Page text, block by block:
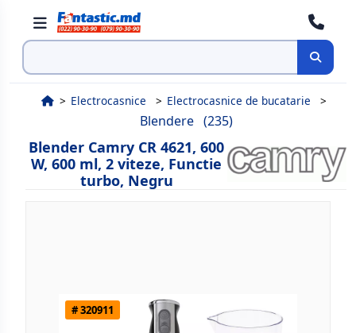
Cauta
Electrocasnice Electrocasnice de bucatarie
Blendere (235)
Blender Camry CR 4621, 600
W, 600 ml, 2 viteze, Functie
turbo, Negru
# 320911